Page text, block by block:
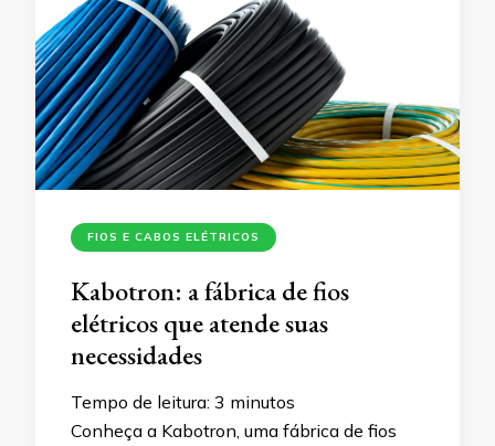
FIOS E CABOS ELÉTRICOS
Kabotron: a fábrica de fios
elétricos que atende suas
necessidades
Tempo de leitura: 3 minutos
Conheça a Kabotron, uma fábrica de fios